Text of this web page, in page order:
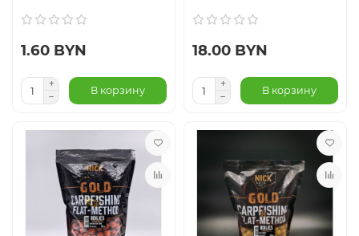
1.60 BYN
В корзину
18.00 BYN
В корзину